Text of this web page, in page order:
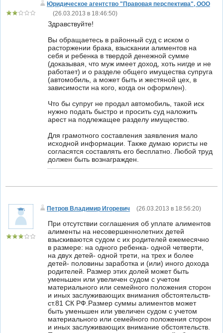
Юридическое агентство "Правовая перспектива", ООО
(26.03.2013 в 18:46:50)
Здравствуйте!
Вы обращаетесь в районный суд с иском о
расторжении брака, взыскании алиментов на
себя и ребенка в твердой денежной сумме
(доказывая, что муж имеет доход, хоть нигде и не
работает) и о разделе общего имущества супруга
(автомобиль, а может быть и жестяной цех, в
зависимости на кого, когда он оформлен).
Что бы супруг не продал автомобиль, такой иск
нужно подать быстро и просить суд наложить
арест на подлежащее разделу имущество.
Для грамотного составления заявления мало
исходной информации. Также думаю юристы не
согласятся составлять его бесплатно. Любой труд
должен быть вознагражден.
Петров Владимир Игоревич (26.03.2013 в 18:56:20)
При отсутствии соглашения об уплате алиментов
алименты на несовершеннолетних детей
взыскиваются судом с их родителей ежемесячно
в размере: на одного ребенка- одной четверти,
на двух детей- одной трети, на трех и более
детей- половины заработка и (или) иного дохода
родителей. Размер этих долей может быть
уменьшен или увеличен судом с учетом
материального или семейного положения сторон
и иных заслуживающих внимания обстоятельств-
ст.81 СК РФ.Размер суммы алиментов может
быть уменьшен или увеличен судом с учетом
материального или семейного положения сторон
и иных заслуживающих внимание обстоятельств.